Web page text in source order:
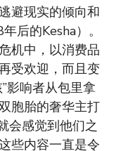
避现实的倾向和
后的Kesha）。
机中，以消费品
受欢迎，而且变
影响者从包里拿
胞胎的奢华主打
会感觉到他们之
些内容一直是​​令